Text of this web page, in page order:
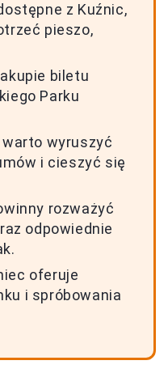
z Kuźnic,
pieszo,
biletu
Parku
wyruszyć
i cieszyć się
rozważyć
odpowiednie
oferuje
i spróbowania